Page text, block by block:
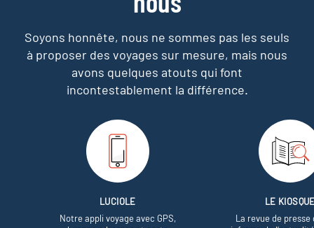
Soyons honnête, nous ne sommes pas les seuls
à proposer des voyages sur mesure, mais nous
avons quelques atouts qui font
incontestablement la différence.
LUCIOLE
Notre appli voyage avec GPS,
LE
La revue de presse